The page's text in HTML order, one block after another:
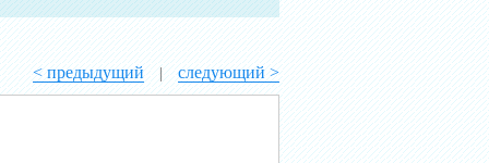
< предыдущий | следующий >